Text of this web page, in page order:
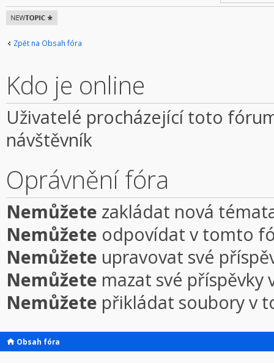
Odeslat nové
téma
Zpět na Obsah fóra
Kdo je online
Uživatelé procházející toto
návštěvník
Oprávnění fóra
Nemůžete zakládat nová
Nemůžete odpovídat v tomto
Nemůžete upravovat své
Nemůžete mazat své
Nemůžete přikládat soubory v
Obsah fóra